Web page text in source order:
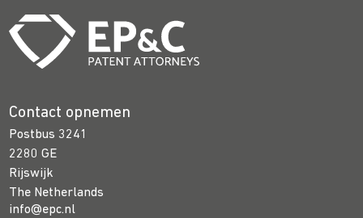
Contact opnemen
Postbus 3241
2280 GE
Rijswijk
The Netherlands
info@epc.nl